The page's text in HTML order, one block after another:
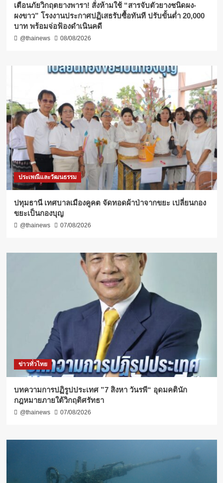
เตือนภัยวิกฤตยางพารา! สั่งห้ามใช้ “สารจับตัวยางชนิดผง-
ผงขาว” โรงงานประกาศปฏิเสธรับซื้อทันที ปรับขั้นต่ำ 20,000
บาท พร้อมจ่อฟ้องดำเนินคดี
@thainews 08/08/2026
ประเพณีและวัฒนธรรม
ปทุมธานี เทศบาลเมืองคูคต จัดทอดผ้าป่าจากขยะ เปลี่ยนกอง
ขยะเป็นกองบุญ
@thainews 07/08/2026
ข่าวทั่วไทย
บทความการปฏิรูปประเทศ ”7 สิงหา วันรพี“ อุดมคตินัก
กฎหมายภายใต้วิกฤติศรัทธา
@thainews 07/08/2026